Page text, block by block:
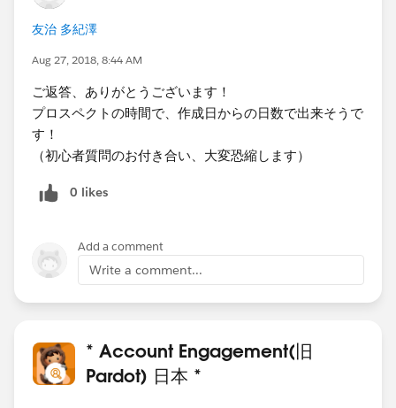
友治 多紀澤
Aug 27, 2018, 8:44 AM
ご返答、ありがとうございます！
プロスペクトの時間で、作成日からの日数で出来そうで
す！
（初心者質問のお付き合い、大変恐縮します）
0 likes
Add a comment
Write a comment...
* Account Engagement(旧
Pardot) 日本 *